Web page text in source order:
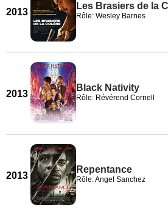
2013
Les Brasiers de la
Rôle: Wesley Barnes
2013
Black Nativity
Rôle: Révérend Cornell
2013
Repentance
Rôle: Angel Sanchez